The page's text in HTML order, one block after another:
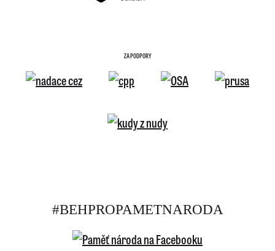
ZA PODPORY
#BEHPROPAMETNARODA